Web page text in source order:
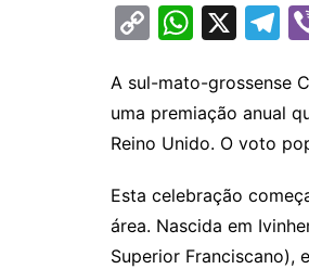
C
p
y
Li
n
k
W
at
s
A
p
p
X
T
e
a
m
A sul-mato-grossense
uma premiação anual
Reino Unido. O voto
Esta celebração
área. Nascida em
Superior Franciscano),